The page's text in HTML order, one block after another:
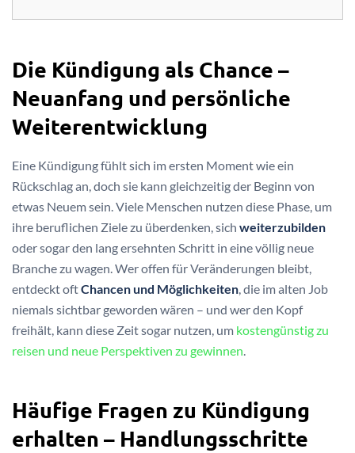
Die Kündigung als Chance –
Neuanfang und persönliche
Weiterentwicklung
Eine Kündigung fühlt sich im ersten Moment wie ein
Rückschlag an, doch sie kann gleichzeitig der Beginn von
etwas Neuem sein. Viele Menschen nutzen diese Phase, um
ihre beruflichen Ziele zu überdenken, sich weiterzubilden
oder sogar den lang ersehnten Schritt in eine völlig neue
Branche zu wagen. Wer offen für Veränderungen bleibt,
entdeckt oftChancen und Möglichkeiten , die im alten Job
niemals sichtbar geworden wären – und wer den Kopf
freihält, kann diese Zeit sogar nutzen, um kostengünstig zu
reisen und neue Perspektiven zu gewinnen
Häufige Fragen zu Kündigung
erhalten – Handlungsschritte